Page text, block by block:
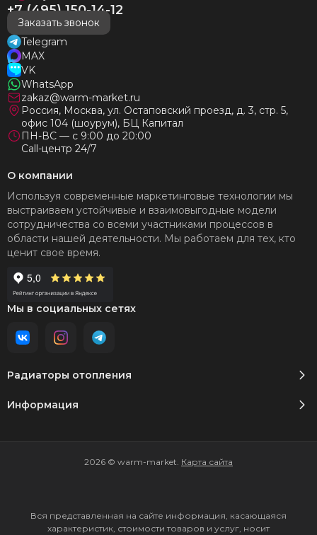
+7 (495) 150-14-12
Заказать звонок
Telegram
MAX
VK
WhatsApp
zakaz@warm-market.ru
Россия, Москва, ул. Остаповский проезд, д. 3, стр. 5,
офис 104 (шоурум), БЦ Капитал
ПН-ВС — с 9:00 до 20:00
Call-центр 24/7
Радиаторы отопления
Информация
О компании
Используя современные маркетинговые технологии мы
выстраиваем устойчивые и взаимовыгодные модели
сотрудничества со всеми участниками процессов в
области нашей деятельности. Мы работаем для тех, кто
ценит свое время.
Мы в социальных сетях
2026 © warm-market. Карта сайта
Вся представленная на сайте информация, касающаяся
характеристик, стоимости товаров и услуг, носит